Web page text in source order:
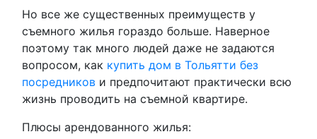
Но все же существенных преимуществ у
съемного жилья гораздо больше. Наверное
поэтому так много людей даже не задаются
вопросом, как купить дом в Тольятти без
посредников и предпочитают практически всю
жизнь проводить на съемной квартире.
Плюсы арендованного жилья: